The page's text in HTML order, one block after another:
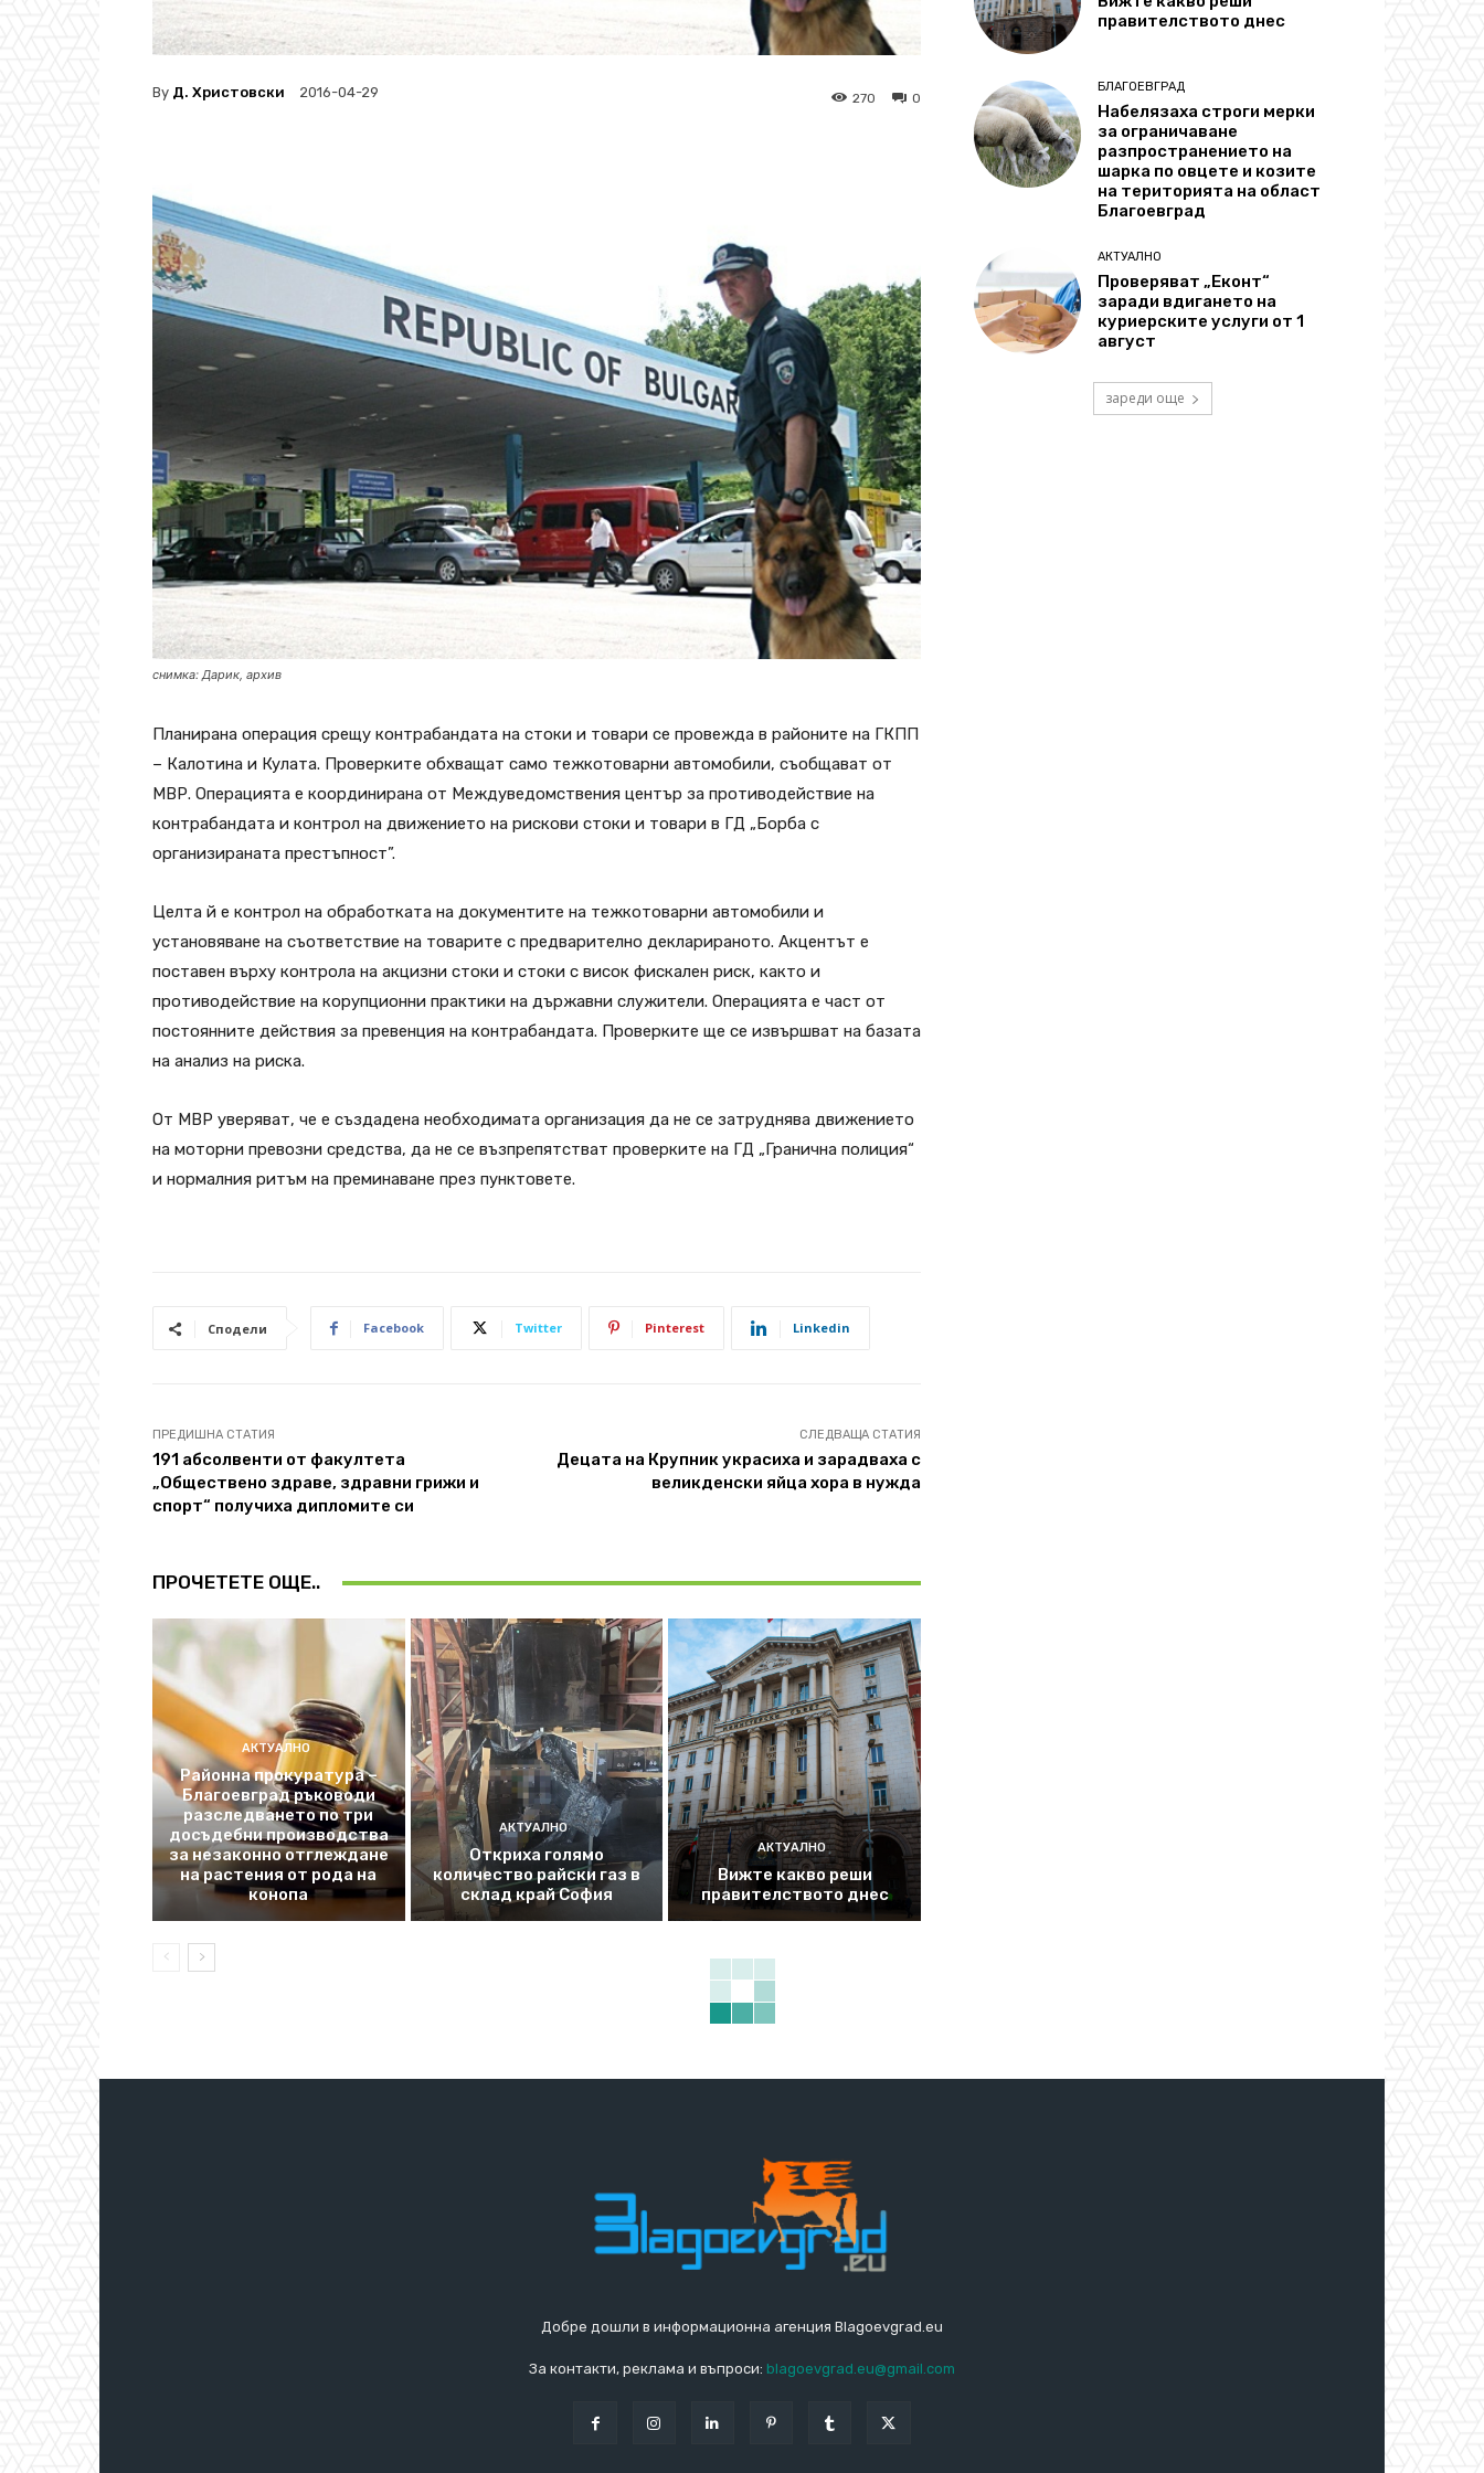
By Д. Христовски 2016-04-29 0
270
снимка: Дарик, архив
Планирана операция срещу контрабандата на стоки и товари се провежда в районите на ГКПП
– Калотина и Кулата. Проверките обхващат само тежкотоварни автомобили, съобщават от
МВР. Операцията е координирана от Междуведомствения център за противодействие на
контрабандата и контрол на движението на рискови стоки и товари в ГД „Борба с
организираната престъпност”.
Целта й е контрол на обработката на документите на тежкотоварни автомобили и
установяване на съответствие на товарите с предварително декларираното. Акцентът е
поставен върху контрола на акцизни стоки и стоки с висок фискален риск, както и
противодействие на корупционни практики на държавни служители. Операцията е част от
постоянните действия за превенция на контрабандата. Проверките ще се извършват на базата
на анализ на риска.
Oт МВР уверяват, че е създадена необходимата организация да не се затруднява движението
на моторни превозни средства, да не се възпрепятстват проверките на ГД „Гранична полиция“
и нормалния ритъм на преминаване през пунктовете.
Сподели Facebook Twitter Pinterest Linkedin
ПРЕДИШНА СТАТИЯ
191 абсолвенти от факултета
„Обществено здраве, здравни грижи и
спорт“ получиха дипломите си
СЛЕДВАЩА СТАТИЯ
Децата на Крупник украсиха и зарадваха с
великденски яйца хора в нужда
ПРОЧЕТЕТЕ ОЩЕ..
АКТУАЛНО
Районна прокуратура –
Благоевград ръководи
разследването по три
досъдебни производства
за незаконно отглеждане
на растения от рода на
конопа
АКТУАЛНО
Откриха голямо
количество райски газ в
склад край София
АКТУАЛНО
Вижте какво реши
правителството днес
правителството днес
БЛАГОЕВГРАД
Набелязаха строги мерки
за ограничаване
разпространението на
шарка по овцете и козите
на територията на област
Благоевград
АКТУАЛНО
Проверяват „Еконт“
заради вдигането на
куриерските услуги от 1
август
зареди още
Добре дошли в информационна агенция Blagoevgrad.eu
За контакти, реклама и въпроси: blagoevgrad.eu@gmail.com